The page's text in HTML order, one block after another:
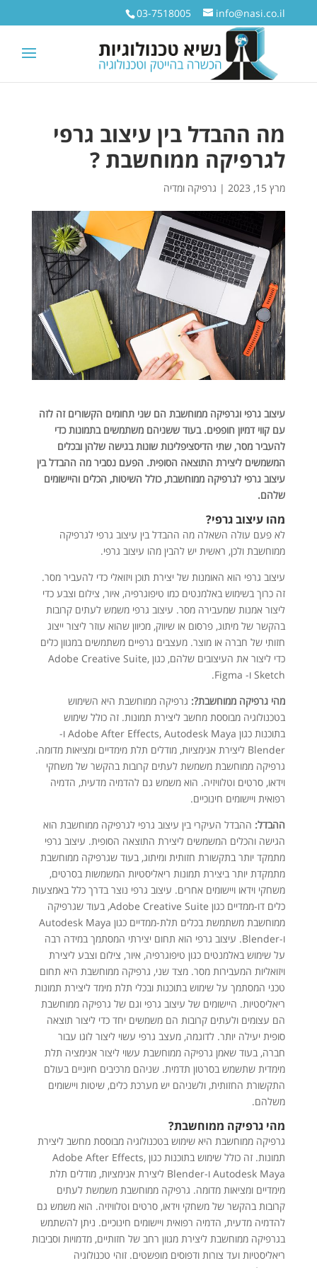
03-7518005 info@nasi.co.il
מה ההבדל בין עיצוב גרפי
לגרפיקה ממוחשבת ?
מרץ 15, 2023 | גרפיקה ומדיה
עיצוב גרפי וגרפיקה ממוחשבת הם שני תחומים הקשורים זה לזה
עם קווי דמיון חופפים. בעוד ששניהם משתמשים בתמונות כדי
להעביר מסר, שתי הדיסציפלינות שונות בגישה שלהן ובכלים
המשמשים ליצירת התוצאה הסופית. הפעם נסביר מה ההבדל בין
עיצוב גרפי לגרפיקה ממוחשבת, כולל השיטות, הכלים והיישומים
שלהם.
מהו עיצוב גרפי?
לא פעם עולה השאלה מה ההבדל בין עיצוב גרפי לגרפיקה
ממוחשבת ולכן, ראשית יש להבין מהו עיצוב גרפי.
עיצוב גרפי הוא האומנות של יצירת תוכן ויזואלי כדי להעביר מסר.
זה כרוך בשימוש באלמנטים כמו טיפוגרפיה, איור, צילום וצבע כדי
ליצור אמנות שמעבירה מסר. עיצוב גרפי משמש לעתים קרובות
בהקשר של מיתוג, פרסום או שיווק, מכיוון שהוא עוזר ליצור ייצוג
חזותי של חברה או מוצר. מעצבים גרפיים משתמשים במגוון כלים
כדי ליצור את העיצובים שלהם, כגון Adobe Creative Suite,
Sketch ו- Figma.
מהי גרפיקה ממוחשבת?: גרפיקה ממוחשבת היא השימוש
בטכנולוגיה מבוססת מחשב ליצירת תמונות. זה כולל שימוש
בתוכנות כגון Adobe After Effects, Autodesk Maya ו-
Blender ליצירת אנימציות, מודלים תלת מימדיים ומציאות מדומה.
גרפיקה ממוחשבת משמשת לעתים קרובות בהקשר של משחקי
וידאו, סרטים וטלוויזיה. הוא משמש גם להדמיה מדעית, הדמיה
רפואית ויישומים חינוכיים.
ההבדל: ההבדל העיקרי בין עיצוב גרפי לגרפיקה ממוחשבת הוא
הגישה והכלים המשמשים ליצירת התוצאה הסופית. עיצוב גרפי
מתמקד יותר בתקשורת חזותית ומיתוג, בעוד שגרפיקה ממוחשבת
מתמקדת יותר ביצירת תמונות ריאליסטיות המשמשות בסרטים,
משחקי וידאו ויישומים אחרים. עיצוב גרפי נוצר בדרך כלל באמצעות
כלים דו-ממדיים כגון Adobe Creative Suite, בעוד שגרפיקה
ממוחשבת משתמשת בכלים תלת-ממדיים כגון Autodesk Maya
ו-Blender. עיצוב גרפי הוא תחום יצירתי המסתמך במידה רבה
על שימוש באלמנטים כגון טיפוגרפיה, איור, צילום וצבע ליצירת
ויזואליות המעבירות מסר. מצד שני, גרפיקה ממוחשבת היא תחום
טכני המסתמך על שימוש בתוכנות ובכלי תלת מימד ליצירת תמונות
ריאליסטיות. היישומים של עיצוב גרפי וגם של גרפיקה ממוחשבת
הם עצומים ולעתים קרובות הם משמשים יחד כדי ליצור תוצאה
סופית יעילה יותר. לדוגמה, מעצב גרפי עשוי ליצור לוגו עבור
חברה, בעוד שאמן גרפיקה ממוחשבת עשוי ליצור אנימציה תלת
מימדית שתשמש בסרטון תדמית. שניהם מרכיבים חיוניים בעולם
התקשורת החזותית, ולשניהם יש מערכת כלים, שיטות ויישומים
משלהם.
מהי גרפיקה ממוחשבת?
גרפיקה ממוחשבת היא שימוש בטכנולוגיה מבוססת מחשב ליצירת
תמונות. זה כולל שימוש בתוכנות כגון Adobe After Effects,
Autodesk Maya ו-Blender ליצירת אנימציות, מודלים תלת
מימדיים ומציאות מדומה. גרפיקה ממוחשבת משמשת לעתים
קרובות בהקשר של משחקי וידאו, סרטים וטלוויזיה. הוא משמש גם
להדמיה מדעית, הדמיה רפואית ויישומים חינוכיים. ניתן להשתמש
בגרפיקה ממוחשבת ליצירת מגוון רחב של חזותיים, מדמויות וסביבות
ריאליסטיות ועד צורות ודפוסים מופשטים. זוהי טכנולוגיה